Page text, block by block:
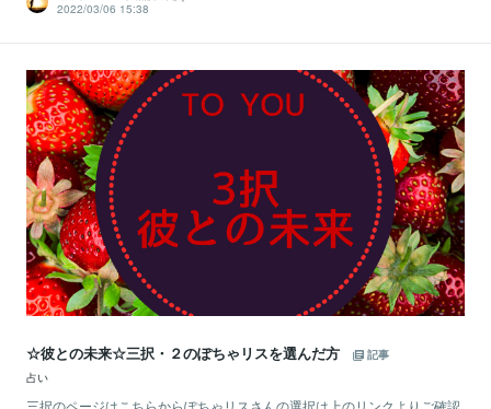
2022/03/06 15:38
☆彼との未来☆三択・２のぽちゃリスを選んだ方
記事
占い
三択のページはこちらからぽちゃリスさんの選択は上のリンクよりご確認